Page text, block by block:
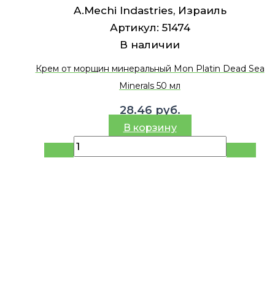
A.Mechi Indastries, Израиль
Артикул: 51474
В наличии
Крем от морщин минеральный Mon Platin Dead Sea
Minerals 50 мл
28.46 руб.
В корзину